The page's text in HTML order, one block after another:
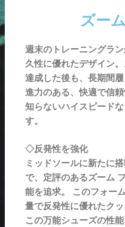
ズー
週末のトレーニングラ
久性に優れたデザイン
達成した後も、長期間
進力のある、快適で信
知らないハイスピード
す。
◇反発性を強化
ミッドソールに新たに
で、定評のあるズーム
能を追求。 このフォー
量で反発性に優れたク
この万能シューズの性